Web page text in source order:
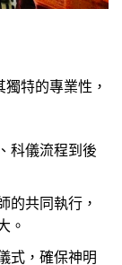
特的專業性，
科儀流程到後
的共同執行，
。
式，確保神明